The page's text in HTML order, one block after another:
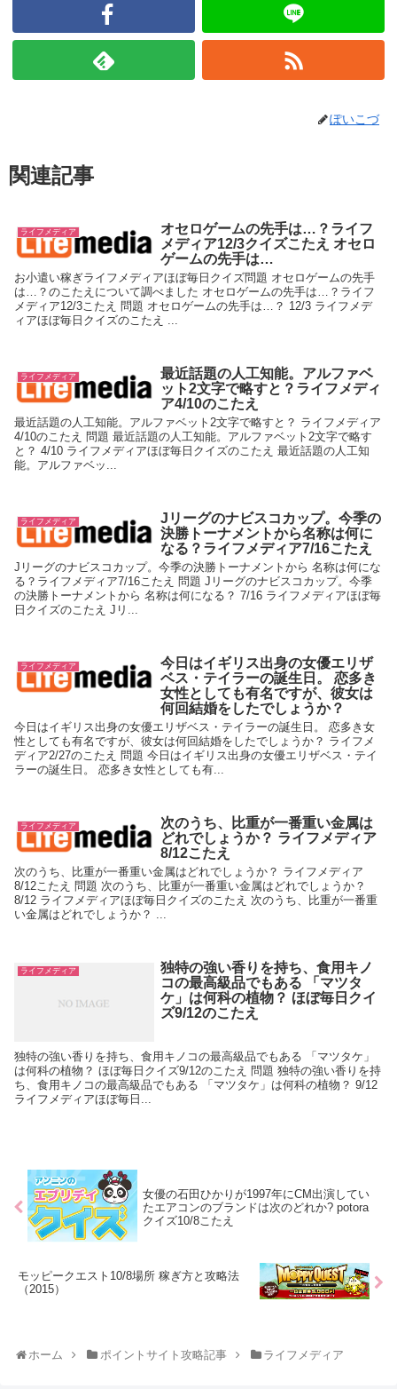
ぽいこづ
関連記事
ライフメディア
オセロゲームの先手は…？ライフ
メディア12/3クイズこたえ オセロ
ゲームの先手は…
お小遣い稼ぎライフメディアほぼ毎日クイズ問題 オセロゲームの先手
は…？のこたえについて調べました オセロゲームの先手は…？ライフ
メディア12/3こたえ 問題 オセロゲームの先手は…？ 12/3 ライフメデ
ィアほぼ毎日クイズのこたえ ...
ライフメディア
最近話題の人工知能。アルファベ
ット2文字で略すと？ライフメディ
ア4/10のこたえ
最近話題の人工知能。アルファベット2文字で略すと？ ライフメディア
4/10のこたえ 問題 最近話題の人工知能。アルファベット2文字で略す
と？ 4/10 ライフメディアほぼ毎日クイズのこたえ 最近話題の人工知
能。アルファベッ...
ライフメディア
Jリーグのナビスコカップ。今季の
決勝トーナメントから名称は何に
なる？ライフメディア7/16こたえ
Jリーグのナビスコカップ。今季の決勝トーナメントから 名称は何にな
る？ライフメディア7/16こたえ 問題 Jリーグのナビスコカップ。今季
の決勝トーナメントから 名称は何になる？ 7/16 ライフメディアほぼ毎
日クイズのこたえ Jリ...
ライフメディア
今日はイギリス出身の女優エリザ
ベス・テイラーの誕生日。 恋多き
女性としても有名ですが、彼女は
何回結婚をしたでしょうか？
今日はイギリス出身の女優エリザベス・テイラーの誕生日。 恋多き女
性としても有名ですが、彼女は何回結婚をしたでしょうか？ ライフメ
ディア2/27のこたえ 問題 今日はイギリス出身の女優エリザベス・テイ
ラーの誕生日。 恋多き女性としても有...
ライフメディア
次のうち、比重が一番重い金属は
どれでしょうか？ ライフメディア
8/12こたえ
次のうち、比重が一番重い金属はどれでしょうか？ ライフメディア
8/12こたえ 問題 次のうち、比重が一番重い金属はどれでしょうか？
8/12 ライフメディアほぼ毎日クイズのこたえ 次のうち、比重が一番重
い金属はどれでしょうか？ ...
ライフメディア
独特の強い香りを持ち、食用キノ
コの最高級品でもある 「マツタ
ケ」は何科の植物？ ほぼ毎日クイ
ズ9/12のこたえ
独特の強い香りを持ち、食用キノコの最高級品でもある 「マツタケ」
は何科の植物？ ほぼ毎日クイズ9/12のこたえ 問題 独特の強い香りを持
ち、食用キノコの最高級品でもある 「マツタケ」は何科の植物？ 9/12
ライフメディアほぼ毎日...
女優の石田ひかりが1997年にCM出演してい
たエアコンのブランドは次のどれか? potora
クイズ10/8こたえ
モッピークエスト10/8場所 稼ぎ方と攻略法
（2015）
ホーム ポイントサイト攻略記事 ライフメディア